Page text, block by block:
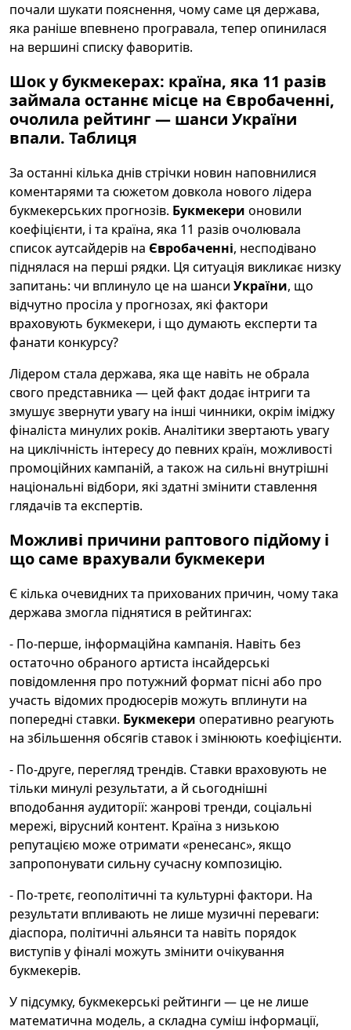
почали шукати пояснення, чому саме ця держава,
яка раніше впевнено програвала, тепер опинилася
на вершині списку фаворитів.
Шок у букмекерах: країна, яка 11 разів
займала останнє місце на Євробаченні,
очолила рейтинг — шанси України
впали. Таблиця
За останні кілька днів стрічки новин наповнилися
коментарями та сюжетом довкола нового лідера
букмекерських прогнозів. Букмекери оновили
коефіцієнти, і та країна, яка 11 разів очолювала
список аутсайдерів на Євробаченні, несподівано
піднялася на перші рядки. Ця ситуація викликає низку
запитань: чи вплинуло це на шанси України, що
відчутно просіла у прогнозах, які фактори
враховують букмекери, і що думають експерти та
фанати конкурсу?
Лідером стала держава, яка ще навіть не обрала
свого представника — цей факт додає інтриги та
змушує звернути увагу на інші чинники, окрім іміджу
фіналіста минулих років. Аналітики звертають увагу
на циклічність інтересу до певних країн, можливості
промоційних кампаній, а також на сильні внутрішні
національні відбори, які здатні змінити ставлення
глядачів та експертів.
Можливі причини раптового підйому і
що саме врахували букмекери
Є кілька очевидних та прихованих причин, чому така
держава змогла піднятися в рейтингах:
- По-перше, інформаційна кампанія. Навіть без
остаточно обраного артиста інсайдерські
повідомлення про потужний формат пісні або про
участь відомих продюсерів можуть вплинути на
попередні ставки. Букмекери оперативно реагують
на збільшення обсягів ставок і змінюють коефіцієнти.
- По-друге, перегляд трендів. Ставки враховують не
тільки минулі результати, а й сьогоднішні
вподобання аудиторії: жанрові тренди, соціальні
мережі, вірусний контент. Країна з низькою
репутацією може отримати «ренесанс», якщо
запропонувати сильну сучасну композицію.
- По-третє, геополітичні та культурні фактори. На
результати впливають не лише музичні переваги:
діаспора, політичні альянси та навіть порядок
виступів у фіналі можуть змінити очікування
букмекерів.
У підсумку, букмекерські рейтинги — це не лише
математична модель, а складна суміш інформації,